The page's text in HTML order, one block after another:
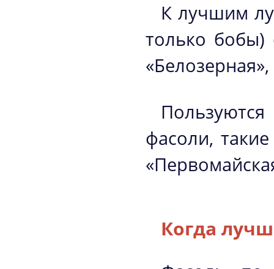
К лучшим
только бобы)
фасоли,
Когда